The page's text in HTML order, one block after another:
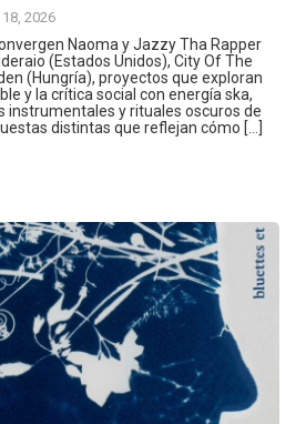
2026
Naoma y Jazzy Tha Rapper
(Estados Unidos), City Of The
(Hungría), proyectos que exploran
y la crítica social con energía ska,
instrumentales y rituales oscuros de
distintas que reflejan cómo […]